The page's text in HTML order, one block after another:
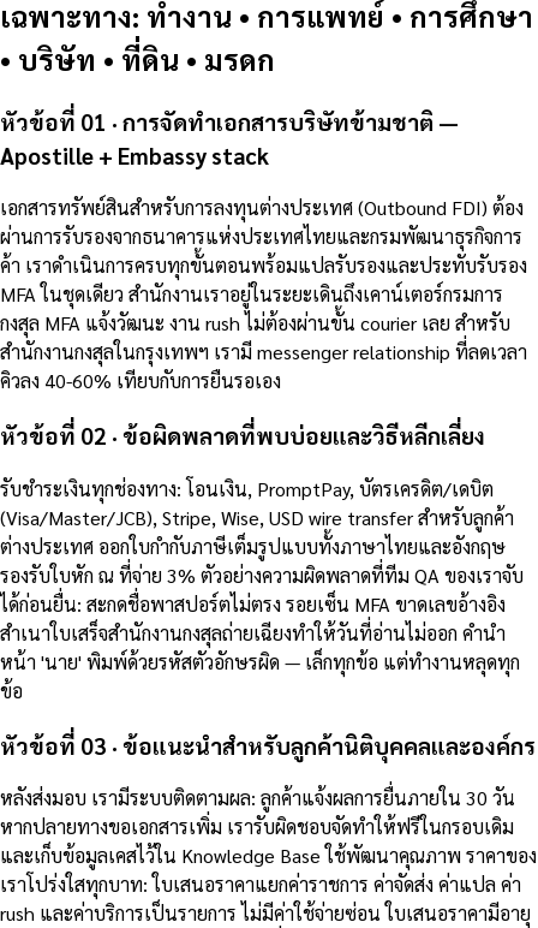
เฉพาะทาง: ทำงาน • การแพทย์ • การศึกษา
• บริษัท • ที่ดิน • มรดก
หัวข้อที่ 01 · การจัดทำเอกสารบริษัทข้ามชาติ —
Apostille + Embassy stack
เอกสารทรัพย์สินสำหรับการลงทุนต่างประเทศ (Outbound FDI) ต้อง
ผ่านการรับรองจากธนาคารแห่งประเทศไทยและกรมพัฒนาธุรกิจการ
ค้า เราดำเนินการครบทุกขั้นตอนพร้อมแปลรับรองและประทับรับรอง
MFA ในชุดเดียว สำนักงานเราอยู่ในระยะเดินถึงเคาน์เตอร์กรมการ
กงสุล MFA แจ้งวัฒนะ งาน rush ไม่ต้องผ่านขั้น courier เลย สำหรับ
สำนักงานกงสุลในกรุงเทพฯ เรามี messenger relationship ที่ลดเวลา
คิวลง 40-60% เทียบกับการยืนรอเอง
หัวข้อที่ 02 · ข้อผิดพลาดที่พบบ่อยและวิธีหลีกเลี่ยง
รับชำระเงินทุกช่องทาง: โอนเงิน, PromptPay, บัตรเครดิต/เดบิต
(Visa/Master/JCB), Stripe, Wise, USD wire transfer สำหรับลูกค้า
ต่างประเทศ ออกใบกำกับภาษีเต็มรูปแบบทั้งภาษาไทยและอังกฤษ
รองรับใบหัก ณ ที่จ่าย 3% ตัวอย่างความผิดพลาดที่ทีม QA ของเราจับ
ได้ก่อนยื่น: สะกดชื่อพาสปอร์ตไม่ตรง รอยเซ็น MFA ขาดเลขอ้างอิง
สำเนาใบเสร็จสำนักงานกงสุลถ่ายเฉียงทำให้วันที่อ่านไม่ออก คำนำ
หน้า 'นาย' พิมพ์ด้วยรหัสตัวอักษรผิด — เล็กทุกข้อ แต่ทำงานหลุดทุก
ข้อ
หัวข้อที่ 03 · ข้อแนะนำสำหรับลูกค้านิติบุคคลและองค์กร
หลังส่งมอบ เรามีระบบติดตามผล: ลูกค้าแจ้งผลการยื่นภายใน 30 วัน
หากปลายทางขอเอกสารเพิ่ม เรารับผิดชอบจัดทำให้ฟรีในกรอบเดิม
และเก็บข้อมูลเคสไว้ใน Knowledge Base ใช้พัฒนาคุณภาพ ราคาของ
เราโปร่งใสทุกบาท: ใบเสนอราคาแยกค่าราชการ ค่าจัดส่ง ค่าแปล ค่า
rush และค่าบริการเป็นรายการ ไม่มีค่าใช้จ่ายซ่อน ใบเสนอราคามีอายุ